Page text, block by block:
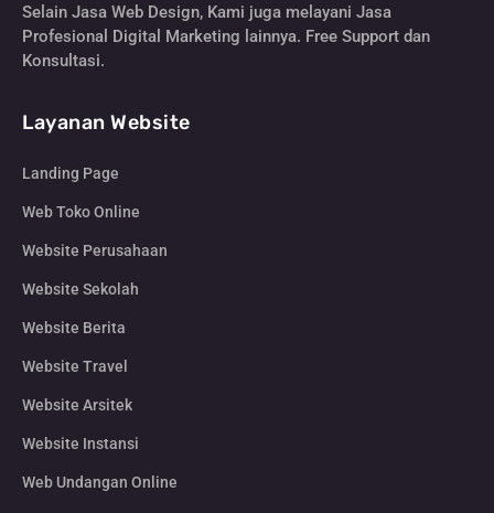
Selain Jasa Web Design, Kami juga melayani Jasa
Profesional Digital Marketing lainnya. Free Support dan
Konsultasi.
Layanan Website
Landing Page
Web Toko Online
Website Perusahaan
Website Sekolah
Website Berita
Website Travel
Website Arsitek
Website Instansi
Web Undangan Online